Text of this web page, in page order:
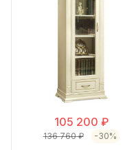
105 200 ₽
136 760 ₽ -30%